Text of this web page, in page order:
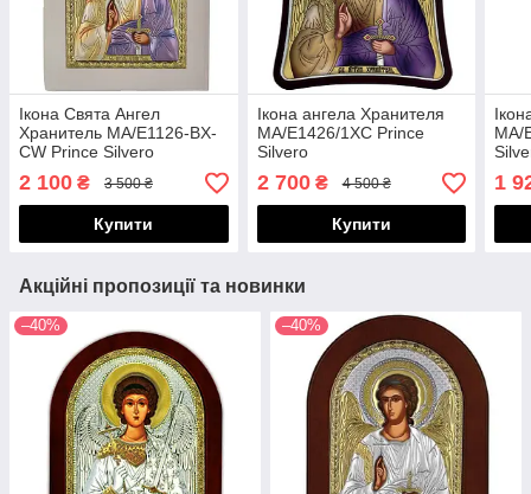
Ікона Свята Ангел
Хранитель MA/E1126-BX-
CW Prince Silvero
2 100 ₴ 3 500 ₴
Купити
Ікона ангела Хранителя
MA/E1426/1XC Prince
Silvero
2 700₴ 4 500 ₴
Купити
MA/
1
Акційні пропозиції та новинки
–40% –40%